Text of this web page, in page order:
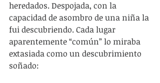
heredados. Despojada, con la
capacidad de asombro de una niña la
fui descubriendo. Cada lugar
aparentemente “común” lo miraba
extasiada como un descubrimiento
soñado: